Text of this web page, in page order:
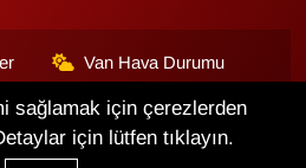
Van Hava Durumu
Van Trafik Yoğunluk
Haritası
sağlamak için çerezlerden
için lütfen tıklayın.